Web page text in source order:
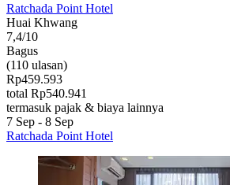
Ratchada Point Hotel
Huai Khwang
7,4/10
Bagus
(110 ulasan)
Rp459.593
total Rp540.941
termasuk pajak & biaya lainnya
7 Sep - 8 Sep
Ratchada Point Hotel